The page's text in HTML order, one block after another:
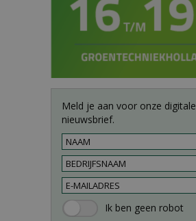
Meld je aan voor onze digitale
nieuwsbrief.